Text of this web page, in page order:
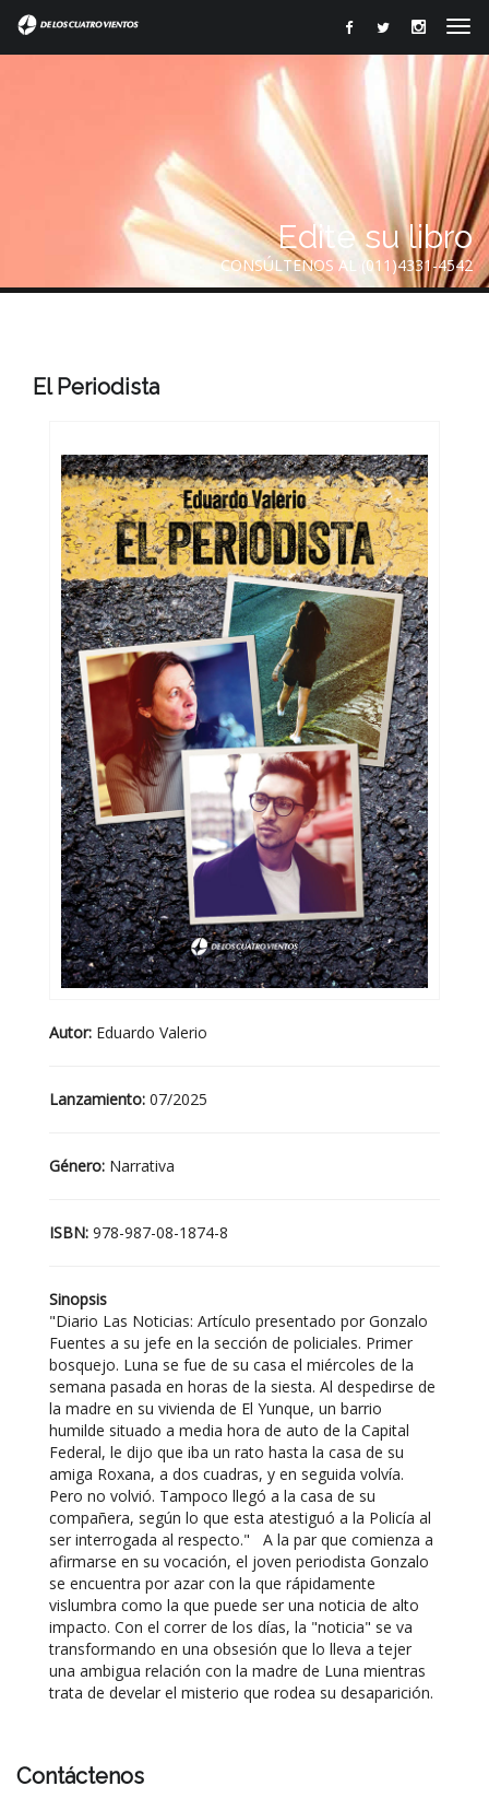
Edite su libro
CONSÚLTENOS AL (011)4331-4542
El Periodista
Autor: Eduardo Valerio
Lanzamiento: 07/2025
Género: Narrativa
ISBN: 978-987-08-1874-8
Sinopsis
"Diario Las Noticias: Artículo presentado por Gonzalo
Fuentes a su jefe en la sección de policiales. Primer
bosquejo. Luna se fue de su casa el miércoles de la
semana pasada en horas de la siesta. Al despedirse de
la madre en su vivienda de El Yunque, un barrio
humilde situado a media hora de auto de la Capital
Federal, le dijo que iba un rato hasta la casa de su
amiga Roxana, a dos cuadras, y en seguida volvía.
Pero no volvió. Tampoco llegó a la casa de su
compañera, según lo que esta atestiguó a la Policía al
ser interrogada al respecto." A la par que comienza a
afirmarse en su vocación, el joven periodista Gonzalo
se encuentra por azar con la que rápidamente
vislumbra como la que puede ser una noticia de alto
impacto. Con el correr de los días, la "noticia" se va
transformando en una obsesión que lo lleva a tejer
una ambigua relación con la madre de Luna mientras
trata de develar el misterio que rodea su desaparición.
Contáctenos